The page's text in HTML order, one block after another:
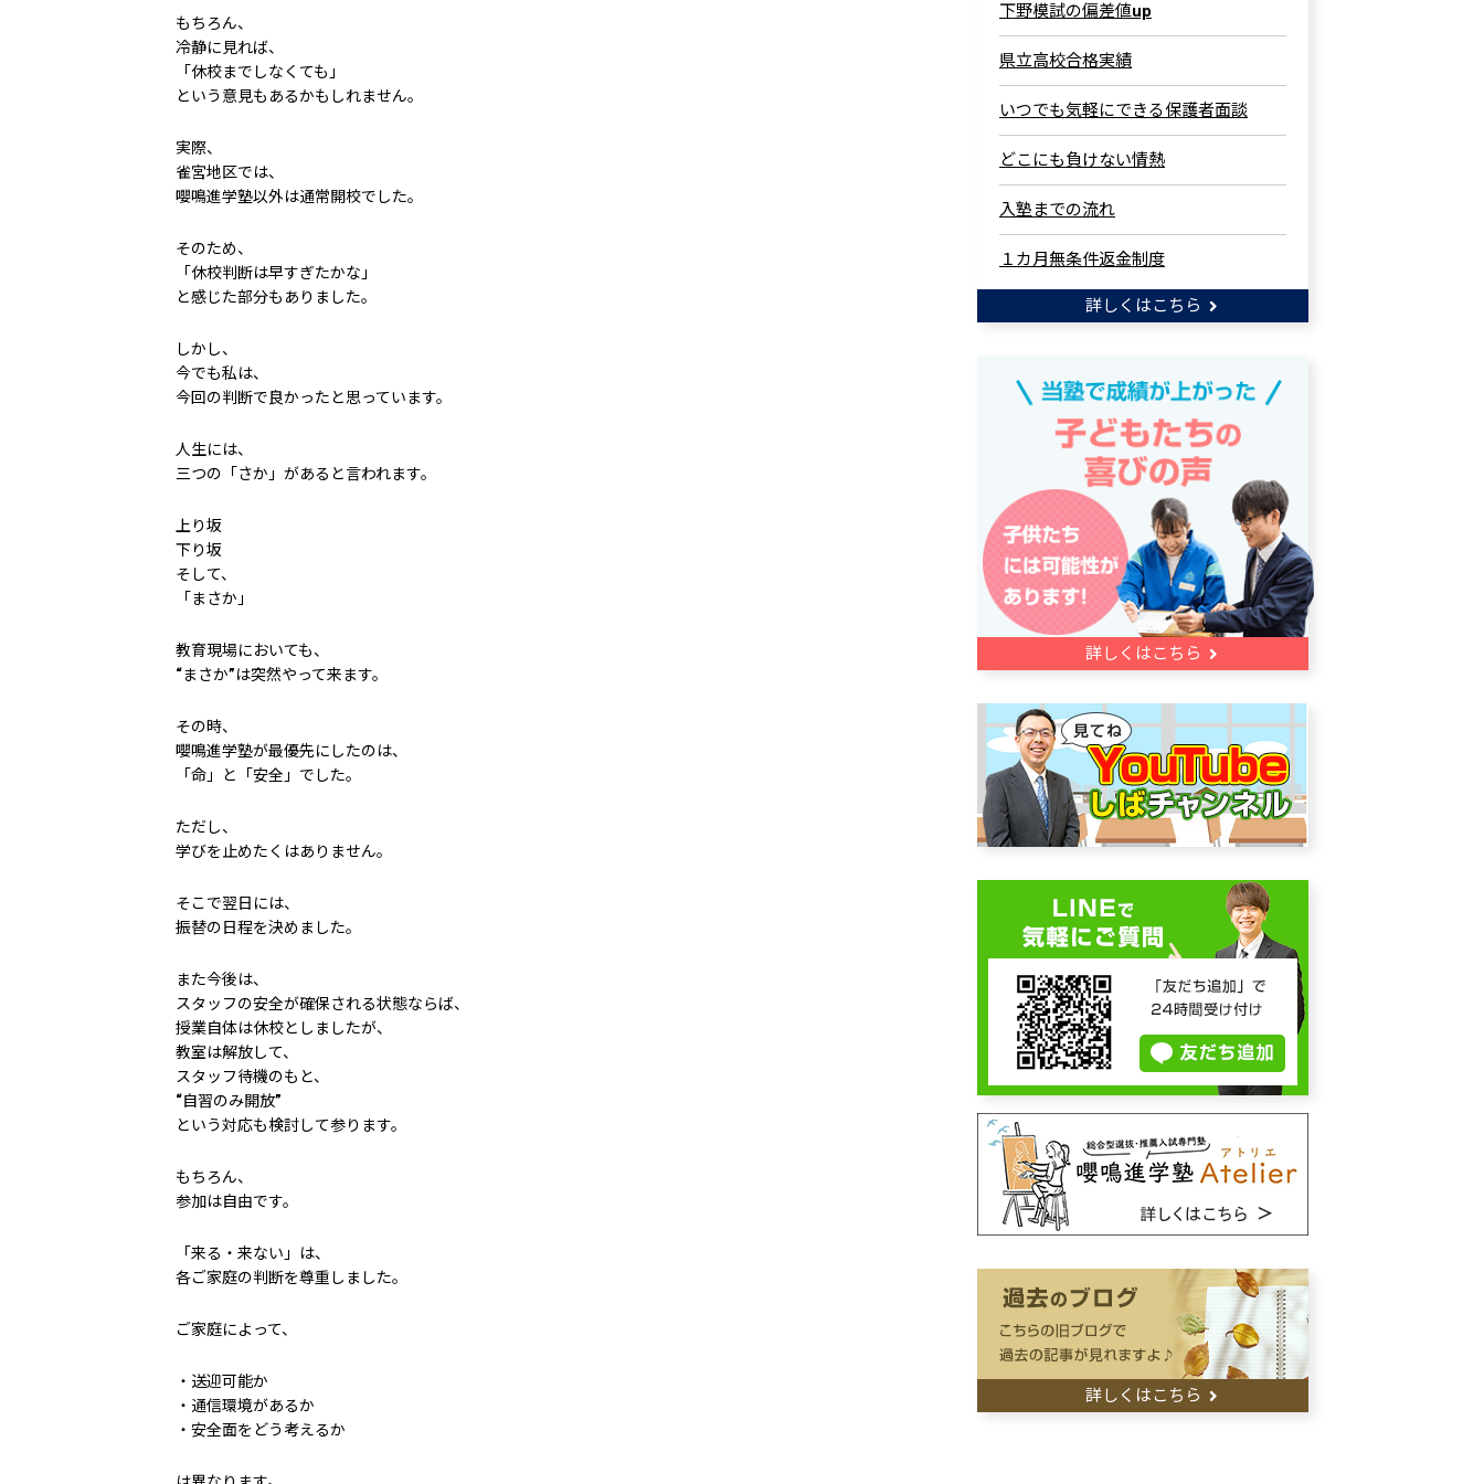
もちろん、
冷静に見れば、
「休校までしなくても」
という意見もあるかもしれません。
実際、
雀宮地区では、
嚶鳴進学塾以外は通常開校でした。
そのため、
「休校判断は早すぎたかな」
と感じた部分もありました。
しかし、
今でも私は、
今回の判断で良かったと思っています。
人生には、
三つの「さか」があると言われます。
上り坂
下り坂
そして、
「まさか」
教育現場においても、
“まさか”は突然やって来ます。
その時、
嚶鳴進学塾が最優先にしたのは、
「命」と「安全」でした。
ただし、
学びを止めたくはありません。
そこで翌日には、
振替の日程を決めました。
また今後は、
スタッフの安全が確保される状態ならば、
授業自体は休校としましたが、
教室は解放して、
スタッフ待機のもと、
“自習のみ開放”
という対応も検討して参ります。
もちろん、
参加は自由です。
「来る・来ない」は、
各ご家庭の判断を尊重しました。
ご家庭によって、
・送迎可能か
・通信環境があるか
・安全面をどう考えるか
下野模試の偏差値up
県立高校合格実績
いつでも気軽にできる保護者面談
どこにも負けない情熱
入塾までの流れ
１カ月無条件返金制度
詳しくはこちら
詳しくはこちら
詳しくはこちら